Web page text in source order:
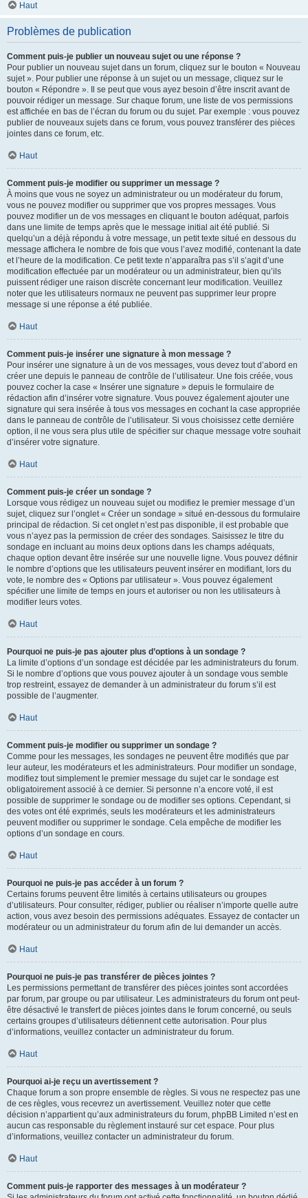
Haut
Problèmes de publication
Comment puis-je publier un nouveau sujet ou une réponse ?
Pour publier un nouveau sujet dans un forum, cliquez sur le bouton « Nouveau
sujet ». Pour publier une réponse à un sujet ou un message, cliquez sur le
bouton « Répondre ». Il se peut que vous ayez besoin d’être inscrit avant de
pouvoir rédiger un message. Sur chaque forum, une liste de vos permissions
est affichée en bas de l’écran du forum ou du sujet. Par exemple : vous pouvez
publier de nouveaux sujets dans ce forum, vous pouvez transférer des pièces
jointes dans ce forum, etc.
Haut
Comment puis-je modifier ou supprimer un message ?
À moins que vous ne soyez un administrateur ou un modérateur du forum,
vous ne pouvez modifier ou supprimer que vos propres messages. Vous
pouvez modifier un de vos messages en cliquant le bouton adéquat, parfois
dans une limite de temps après que le message initial ait été publié. Si
quelqu’un a déjà répondu à votre message, un petit texte situé en dessous du
message affichera le nombre de fois que vous l’avez modifié, contenant la date
et l’heure de la modification. Ce petit texte n’apparaîtra pas s’il s’agit d’une
modification effectuée par un modérateur ou un administrateur, bien qu’ils
puissent rédiger une raison discrète concernant leur modification. Veuillez
noter que les utilisateurs normaux ne peuvent pas supprimer leur propre
message si une réponse a été publiée.
Haut
Comment puis-je insérer une signature à mon message ?
Pour insérer une signature à un de vos messages, vous devez tout d’abord en
créer une depuis le panneau de contrôle de l’utilisateur. Une fois créée, vous
pouvez cocher la case « Insérer une signature » depuis le formulaire de
rédaction afin d’insérer votre signature. Vous pouvez également ajouter une
signature qui sera insérée à tous vos messages en cochant la case appropriée
dans le panneau de contrôle de l’utilisateur. Si vous choisissez cette dernière
option, il ne vous sera plus utile de spécifier sur chaque message votre souhait
d’insérer votre signature.
Haut
Comment puis-je créer un sondage ?
Lorsque vous rédigez un nouveau sujet ou modifiez le premier message d’un
sujet, cliquez sur l’onglet « Créer un sondage » situé en-dessous du formulaire
principal de rédaction. Si cet onglet n’est pas disponible, il est probable que
vous n’ayez pas la permission de créer des sondages. Saisissez le titre du
sondage en incluant au moins deux options dans les champs adéquats,
chaque option devant être insérée sur une nouvelle ligne. Vous pouvez définir
le nombre d’options que les utilisateurs peuvent insérer en modifiant, lors du
vote, le nombre des « Options par utilisateur ». Vous pouvez également
spécifier une limite de temps en jours et autoriser ou non les utilisateurs à
modifier leurs votes.
Haut
Pourquoi ne puis-je pas ajouter plus d’options à un sondage ?
La limite d’options d’un sondage est décidée par les administrateurs du forum.
Si le nombre d’options que vous pouvez ajouter à un sondage vous semble
trop restreint, essayez de demander à un administrateur du forum s’il est
possible de l’augmenter.
Haut
Comment puis-je modifier ou supprimer un sondage ?
Comme pour les messages, les sondages ne peuvent être modifiés que par
leur auteur, les modérateurs et les administrateurs. Pour modifier un sondage,
modifiez tout simplement le premier message du sujet car le sondage est
obligatoirement associé à ce dernier. Si personne n’a encore voté, il est
possible de supprimer le sondage ou de modifier ses options. Cependant, si
des votes ont été exprimés, seuls les modérateurs et les administrateurs
peuvent modifier ou supprimer le sondage. Cela empêche de modifier les
options d’un sondage en cours.
Haut
Pourquoi ne puis-je pas accéder à un forum ?
Certains forums peuvent être limités à certains utilisateurs ou groupes
d’utilisateurs. Pour consulter, rédiger, publier ou réaliser n’importe quelle autre
action, vous avez besoin des permissions adéquates. Essayez de contacter un
modérateur ou un administrateur du forum afin de lui demander un accès.
Haut
Pourquoi ne puis-je pas transférer de pièces jointes ?
Les permissions permettant de transférer des pièces jointes sont accordées
par forum, par groupe ou par utilisateur. Les administrateurs du forum ont peut-
être désactivé le transfert de pièces jointes dans le forum concerné, ou seuls
certains groupes d’utilisateurs détiennent cette autorisation. Pour plus
d’informations, veuillez contacter un administrateur du forum.
Haut
Pourquoi ai-je reçu un avertissement ?
Chaque forum a son propre ensemble de règles. Si vous ne respectez pas une
de ces règles, vous recevrez un avertissement. Veuillez noter que cette
décision n’appartient qu’aux administrateurs du forum, phpBB Limited n’est en
aucun cas responsable du règlement instauré sur cet espace. Pour plus
d’informations, veuillez contacter un administrateur du forum.
Haut
Comment puis-je rapporter des messages à un modérateur ?